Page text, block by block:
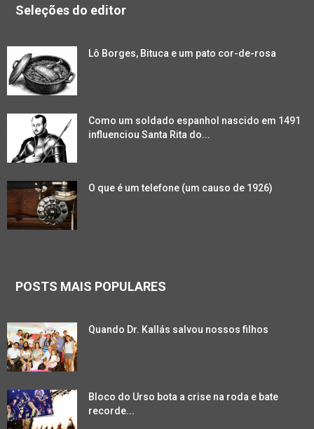
Seleções do editor
Lô Borges, Bituca e um pato cor-de-rosa
Como um soldado espanhol nascido em 1491
influenciou Santa Rita do...
O que é um telefone (um causo de 1926)
POSTS MAIS POPULARES
Quando Dr. Kallás salvou nossos filhos
Bloco do Urso bota a crise na roda e bate
recorde...